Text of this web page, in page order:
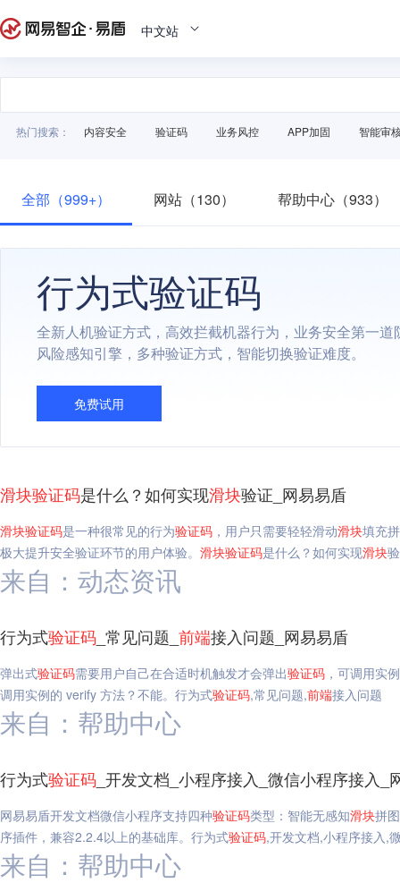
中文站
热门搜索： 内容安全 验证码 业务风控 APP加固 智能审
全部（999+） 网站（130） 帮助中心（933）
行为式验证码
全新人机验证方式，高效拦截机器行为，业务安全第一道
风险感知引擎，多种验证方式，智能切换验证难度。
免费试用
滑块验证码是什么？如何实现滑块验证_网易易盾
滑块验证码是一种很常见的行为验证码 ，用户只需要轻轻滑动滑块填充
极大提升安全验证环节的用户体验。 滑块验证码是什么？如何实现滑块
来自：动态资讯
行为式验证码 _常见问题_ 前端接入问题_网易易盾
弹出式验证码需要用户自己在合适时机触发才会弹出验证码 ，可调用实
调用实例的 verify 方法？不能。行为式验证码,常见问题,前端接入问题
来自：帮助中心
行为式验证码 _开发文档_小程序接入_微信小程序接入_
网易易盾开发文档微信小程序支持四种验证码类型：智能无感知滑块拼
序插件，兼容2.2.4以上的基础库。行为式验证码,开发文档,小程序接入,
来自：帮助中心